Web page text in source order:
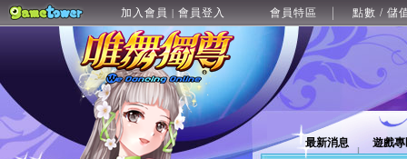
加入會員 | 會員登入 會員特區 點數 / 儲
最新消息 遊戲